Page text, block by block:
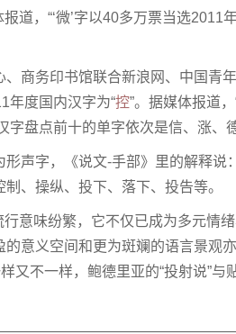
报道，“‘微’字以40多万票当选2011
、商务印书馆联合新浪网、中国青
年度国内汉字为“控”。据媒体报道
字盘点前十的单字依次是信、涨、
形声字，《说文-手部》里的解释说
、操纵、投下、落下、投告等。
行意味纷繁，它不仅已成为多元情
的意义空间和更为斑斓的语言景观
样又不一样，鲍德里亚的“投射说”